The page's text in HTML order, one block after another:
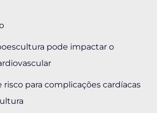
pode impactar o
risco para complicações cardíacas